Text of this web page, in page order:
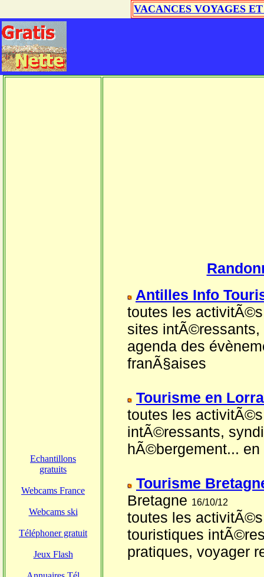
VACANCES VOYAGES
Antilles Info
toutes les
sites
agenda des
franÃ§aises
Tourisme en
toutes les
intÃ©ressants,
hÃ©bergement... en
Tourisme
Bretagne 16/10/12
toutes les
touristiques
pratiques, voyager